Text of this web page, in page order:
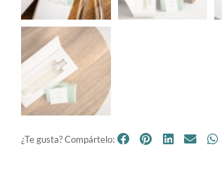
¿Te gusta? Compártelo: